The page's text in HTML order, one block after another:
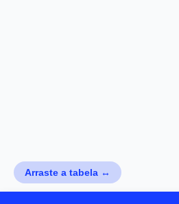
Arraste a tabela ↔